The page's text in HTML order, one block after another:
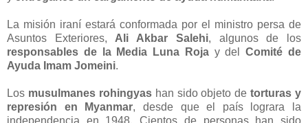
La misión iraní estará conformada por el ministro persa de
Asuntos Exteriores, Ali Akbar Salehi, algunos de los
responsables de la Media Luna Rojay delComité de
Ayuda Imam Jomeini.
Los musulmanes rohingyashan sido objeto detorturas y
represión en Myanmar, desde que el país lograra la
independencia en 1948. Cientos de personas han sido